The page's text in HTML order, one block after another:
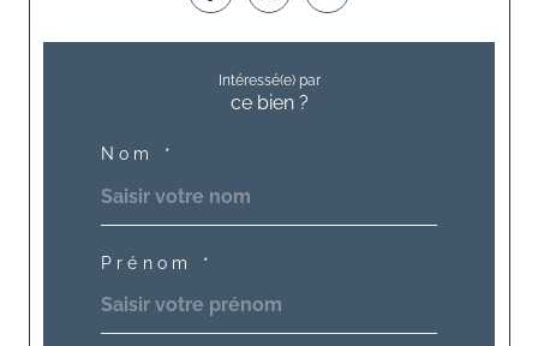
Intéressé(e) par
ce bien ?
Nom *
Prénom *